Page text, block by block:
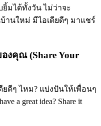
มได้ทั้งวัน ไม่ว่าจะ
านใหม่ มีไอเดียดีๆ มาแชร์
งคุณ (Share Your
ดีๆ ไหม? แบ่งปันให้เพื่อนๆ
a great idea? Share it